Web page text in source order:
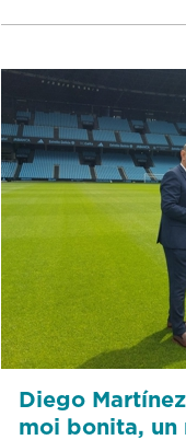
Diego
moi bonita, un